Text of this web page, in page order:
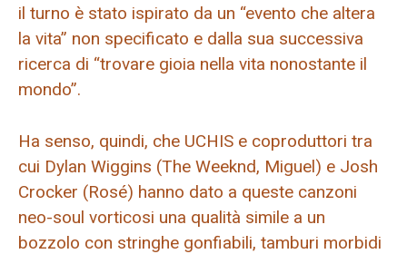
il turno è stato ispirato da un “evento che altera
la vita” non specificato e dalla sua successiva
ricerca di “trovare gioia nella vita nonostante il
mondo”.
Ha senso, quindi, che UCHIS e coproduttori tra
cui Dylan Wiggins (The Weeknd, Miguel) e Josh
Crocker (Rosé) hanno dato a queste canzoni
neo-soul vorticosi una qualità simile a un
bozzolo con stringhe gonfiabili, tamburi morbidi